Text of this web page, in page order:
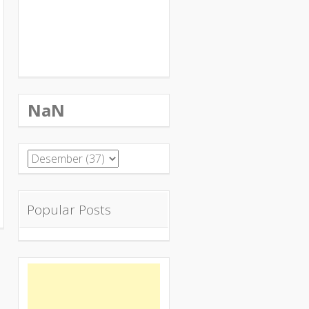
NaN
Popular Posts